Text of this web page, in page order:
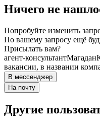
Ничего не
Попробуйте изменить
По вашему запросу ещё
Присылать вам?
агент-консультантМагадан
вакансии, в названии
В мессенджер
На почту
Другие